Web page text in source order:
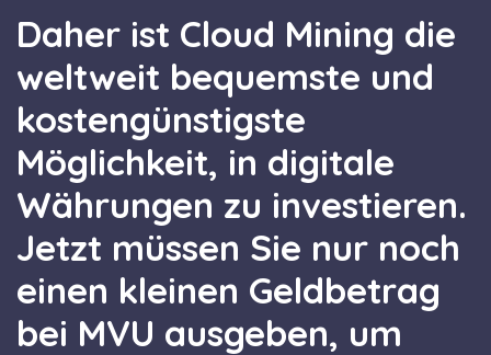
Daher ist Cloud Mining die
weltweit bequemste und
kostengünstigste
Möglichkeit, in digitale
Währungen zu investieren.
Jetzt müssen Sie nur noch
einen kleinen Geldbetrag
bei MVU ausgeben, um